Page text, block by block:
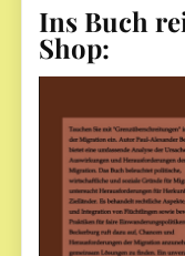
Ins Buch
Shop: